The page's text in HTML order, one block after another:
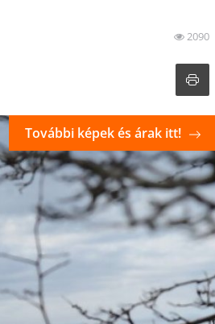
2090
További képek és árak itt!